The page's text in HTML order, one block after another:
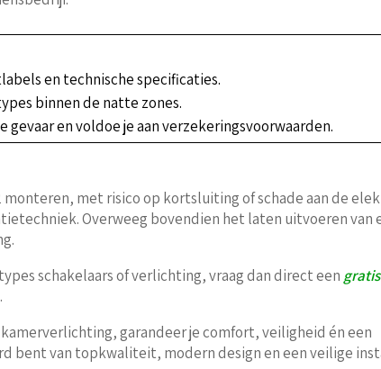
en technische specificaties.
binnen de natte zones.
gevaar en voldoe je aan verzekeringsvoorwaarden.
met risico op kortsluiting of schade aan de
Overweeg bovendien het laten uitvoeren van
schakelaars of verlichting, vraag dan direct een
garandeer je comfort, veiligheid én een
bent van topkwaliteit, modern design en een veilige